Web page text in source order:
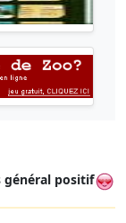
général positif